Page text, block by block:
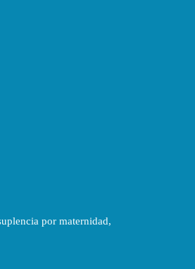
por maternidad,